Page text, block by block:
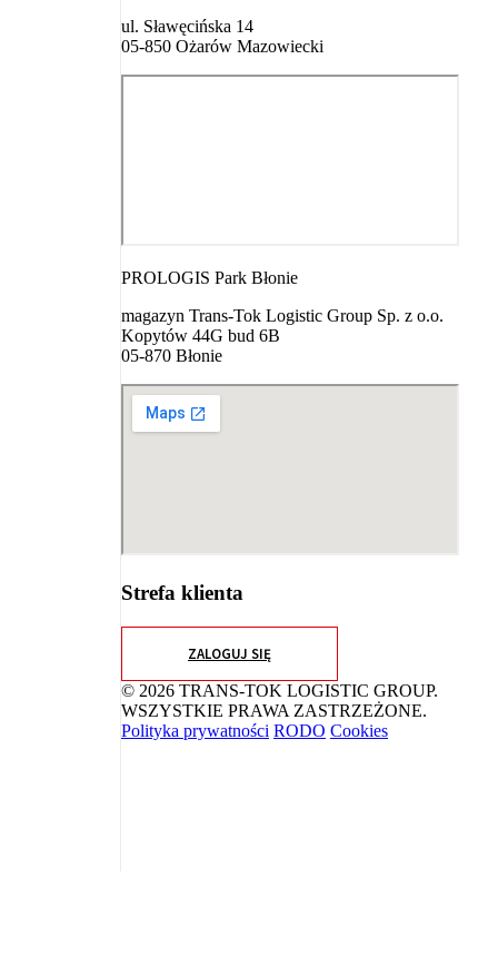
ul. Sławęcińska 14
05-850 Ożarów Mazowiecki
PROLOGIS Park Błonie
magazyn Trans-Tok Logistic Group Sp. z o.o.
Kopytów 44G bud 6B
05-870 Błonie
Strefa klienta
ZALOGUJ SIĘ
© 2026 TRANS-TOK LOGISTIC GROUP.
WSZYSTKIE PRAWA ZASTRZEŻONE.
Polityka prywatności RODO Cookies